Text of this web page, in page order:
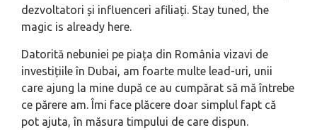
dezvoltatori și influenceri afiliați. Stay tuned, the
magic is already here.
Datorită nebuniei pe piața din România vizavi de
investițiile în Dubai, am foarte multe lead-uri, unii
care ajung la mine după ce au cumpărat să mă întrebe
ce părere am. Îmi face plăcere doar simplul fapt că
pot ajuta, în măsura timpului de care dispun.